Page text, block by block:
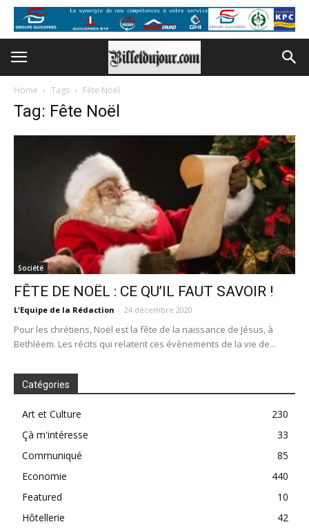
Home Tags Fête Noël
Tag: Fête Noël
Société
FÊTE DE NOËL : CE QU’IL FAUT SAVOIR !
L'Equipe de la Rédaction - 24 décembre 2020
Pour les chrétiens, Noël est la fête de la naissance de Jésus, à
Bethléem. Les récits qui relatent ces évènements de la vie de...
Catégories
Art et Culture
230
Çà m'intéresse
33
Communiqué
85
Economie
440
Featured
10
Hôtellerie
42